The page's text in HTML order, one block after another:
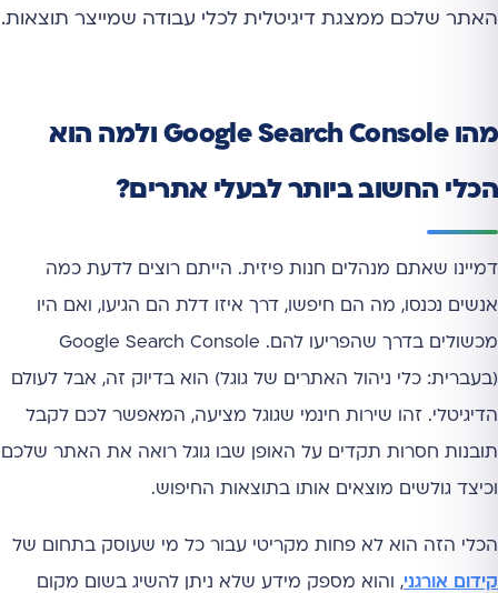
האתר שלכם ממצגת דיגיטלית לכלי עבודה שמייצר תוצאות.
מהו Google Search Console ולמה הוא
הכלי החשוב ביותר לבעלי אתרים?
דמיינו שאתם מנהלים חנות פיזית. הייתם רוצים לדעת כמה
אנשים נכנסו, מה הם חיפשו, דרך איזו דלת הם הגיעו, ואם היו
מכשולים בדרך שהפריעו להם. Google Search Console
(בעברית: כלי ניהול האתרים של גוגל) הוא בדיוק זה, אבל לעולם
הדיגיטלי. זהו שירות חינמי שגוגל מציעה, המאפשר לכם לקבל
תובנות חסרות תקדים על האופן שבו גוגל רואה את האתר שלכם
וכיצד גולשים מוצאים אותו בתוצאות החיפוש.
הכלי הזה הוא לא פחות מקריטי עבור כל מי שעוסק בתחום של
קידום אורגני, והוא מספק מידע שלא ניתן להשיג בשום מקום